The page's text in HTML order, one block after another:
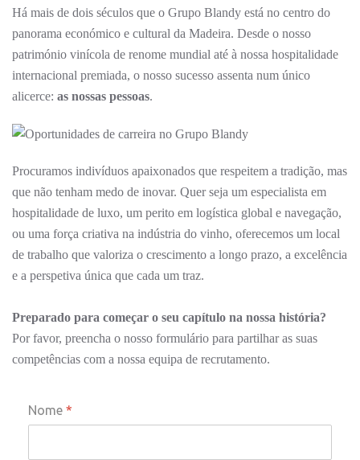
Há mais de dois séculos que o Grupo Blandy está no centro do
panorama económico e cultural da Madeira. Desde o nosso
património vinícola de renome mundial até à nossa hospitalidade
internacional premiada, o nosso sucesso assenta num único
alicerce: as nossas pessoas.
Procuramos indivíduos apaixonados que respeitem a tradição, mas
que não tenham medo de inovar. Quer seja um especialista em
hospitalidade de luxo, um perito em logística global e navegação,
ou uma força criativa na indústria do vinho, oferecemos um local
de trabalho que valoriza o crescimento a longo prazo, a excelência
e a perspetiva única que cada um traz.
Preparado para começar o seu capítulo na nossa história?
Por favor, preencha o nosso formulário para partilhar as suas
competências com a nossa equipa de recrutamento.
Nome *